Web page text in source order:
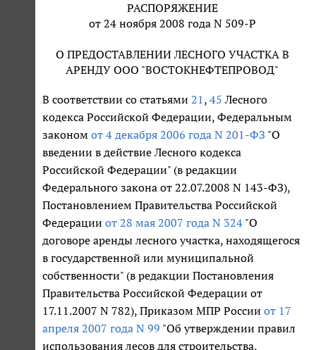
РАСПОРЯЖЕНИЕ
от 24 ноября 2008 года N 509-Р
О ПРЕДОСТАВЛЕНИИ ЛЕСНОГО УЧАСТКА В
АРЕНДУ ООО "ВОСТОКНЕФТЕПРОВОД"
В соответствии со статьями 21 , 45 Лесного
кодекса Российской Федерации, Федеральным
законом от 4 декабря 2006 года N 201-ФЗ "О
введении в действие Лесного кодекса
Российской Федерации" (в редакции
Федерального закона от 22.07.2008 N 143-ФЗ),
Постановлением Правительства Российской
Федерации от 28 мая 2007 года N 324 "О
договоре аренды лесного участка, находящегося
в государственной или муниципальной
собственности" (в редакции Постановления
Правительства Российской Федерации от
17.11.2007 N 782), Приказом МПР России от 17
апреля 2007 года N 99 "Об утверждении правил
использования лесов для строительства,